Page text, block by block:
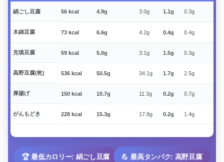
豆腐の種類別栄養成分を比較した表です。各種豆腐100グラムあた
絹ごし豆腐 56 kcal 4.9g 3.0g 1.1g 0.3g
木綿豆腐 73 kcal 6.6g 4.2g 0.4g 0.4g
充填豆腐 59 kcal 5.0g 3.1g 1.5g 0.3g
高野豆腐(乾) 536 kcal 50.5g 34.1g 1.7g 2.5g
厚揚げ 150 kcal 10.7g 11.3g 0.2g 0.7g
がんもどき 228 kcal 15.3g 17.8g 0.2g 1.4g
🏆 最低カロリー: 絹ごし豆腐 💪 最高タンパク: 高野豆腐